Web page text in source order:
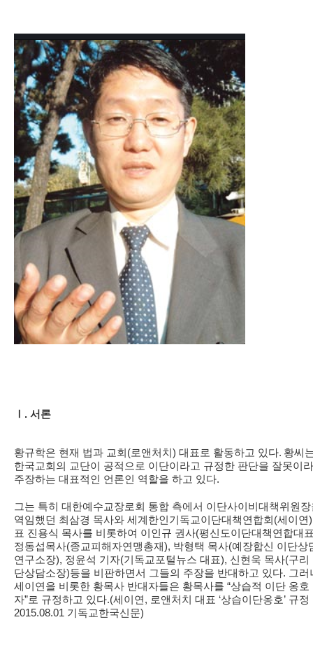
Ⅰ. 서론
황규학은 현재 법과 교회(로앤처치) 대표로 활동하고 있다. 황씨
한국교회의 교단이 공적으로 이단이라고 규정한 판단을 잘못이
주장하는 대표적인 언론인 역할을 하고 있다.
그는 특히 대한예수교장로회 통합 측에서 이단사이비대책위원장
역임했던 최삼경 목사와 세계한인기독교이단대책연합회(세이연
표 진용식 목사를 비롯하여 이인규 권사(평신도이단대책연합대
정동섭목사(종교피해자연맹총재), 박형택 목사(예장합신 이단상
연구소장), 정윤석 기자(기독교포털뉴스 대표), 신현욱 목사(구리
단상담소장)등을 비판하면서 그들의 주장을 반대하고 있다. 그러
세이연을 비롯한 황목사 반대자들은 황목사를 “상습적 이단 옹호
자”로 규정하고 있다.(세이연, 로앤처치 대표 ‘상습이단옹호’ 규정
2015.08.01 기독교한국신문)